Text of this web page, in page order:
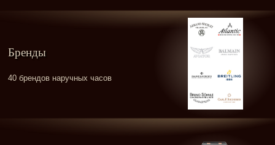
Бренды
40 брендов наручных часов